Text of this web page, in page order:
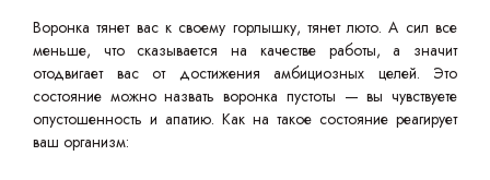
Воронка тянет вас к своему горлышку, тянет люто. А сил все
меньше, что сказывается на качестве работы, а значит
отодвигает вас от достижения амбициозных целей. Это
состояние можно назвать воронка пустоты — вы чувствуете
опустошенность и апатию. Как на такое состояние реагирует
ваш организм: